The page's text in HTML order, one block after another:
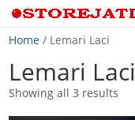
Home / Lemari Laci
Lemari Laci
Showing all 3 results